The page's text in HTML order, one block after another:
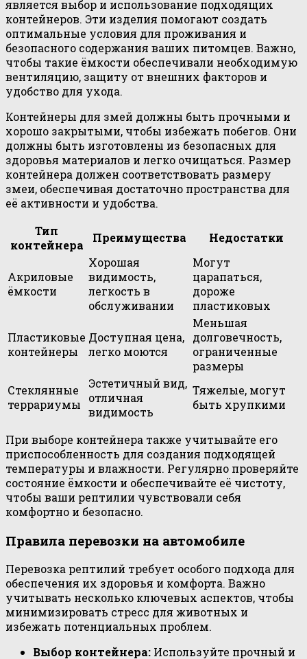
является выбор и использование подходящих
контейнеров. Эти изделия помогают создать
оптимальные условия для проживания и
безопасного содержания ваших питомцев. Важно,
чтобы такие ёмкости обеспечивали необходимую
вентиляцию, защиту от внешних факторов и
удобство для ухода.
Контейнеры для змей должны быть прочными и
хорошо закрытыми, чтобы избежать побегов. Они
должны быть изготовлены из безопасных для
здоровья материалов и легко очищаться. Размер
контейнера должен соответствовать размеру
змеи, обеспечивая достаточно пространства для
её активности и удобства.
Тип
контейнера
Преимущества Недостатки
Акриловые
ёмкости
Хорошая
видимость,
легкость в
обслуживании
Могут
царапаться,
дороже
пластиковых
Пластиковые
контейнеры
Доступная цена,
легко моются
Меньшая
долговечность,
ограниченные
размеры
Стеклянные
террариумы
Эстетичный вид,
отличная
видимость
Тяжелые, могут
быть хрупкими
При выборе контейнера также учитывайте его
приспособленность для создания подходящей
температуры и влажности. Регулярно проверяйте
состояние ёмкости и обеспечивайте её чистоту,
чтобы ваши рептилии чувствовали себя
комфортно и безопасно.
Правила перевозки на автомобиле
Перевозка рептилий требует особого подхода для
обеспечения их здоровья и комфорта. Важно
учитывать несколько ключевых аспектов, чтобы
минимизировать стресс для животных и
избежать потенциальных проблем.
Выбор контейнера: Используйте прочный и